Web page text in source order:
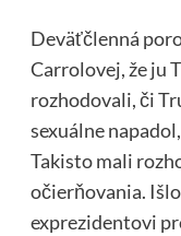
Deväťčlenná
Carrolovej, že ju
rozhodovali, či
sexuálne
Takisto mali
očierňovania.
exprezidentovi